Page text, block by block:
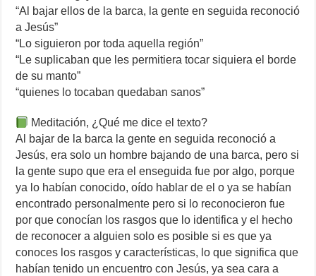
“Al bajar ellos de la barca, la gente en seguida reconoció
a Jesús”
“Lo siguieron por toda aquella región”
“Le suplicaban que les permitiera tocar siquiera el borde
de su manto”
“quienes lo tocaban quedaban sanos”
Meditación, ¿Qué me dice el texto?
Al bajar de la barca la gente en seguida reconoció a
Jesús, era solo un hombre bajando de una barca, pero si
la gente supo que era el enseguida fue por algo, porque
ya lo habían conocido, oído hablar de el o ya se habían
encontrado personalmente pero si lo reconocieron fue
por que conocían los rasgos que lo identifica y el hecho
de reconocer a alguien solo es posible si es que ya
conoces los rasgos y características, lo que significa que
habían tenido un encuentro con Jesús, ya sea cara a